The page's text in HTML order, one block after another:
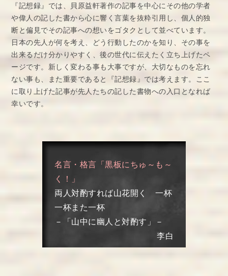
『記想録』では、貝原益軒著作の記事を中心にその他の学者
や偉人の記した書から心に響く言葉を抜粋引用し、個人的独
断と偏見でその記事への想いをゴタクとして並べています。
日本の先人が何を考え、どう行動したのかを知り、その事を
出来るだけ分かりやすく、後の世代に伝えたく立ち上げたペ
ージです。新しく変わる事も大事ですが、大切なものを忘れ
ない事も、また重要であると『記想録』では考えます。ここ
に取り上げた記事が先人たちの記した書物への入口となれば
幸いです。
名言・格言 「黒板にちゅ～も～
く！」
両人対酌すれば山花開く 一杯
一杯また一杯
－「山中に幽人と対酌す」－
李白